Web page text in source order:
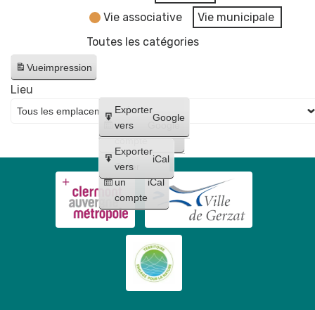
Vie associative
Vie municipale
Toutes les catégories
Vueimpression
Créer
un
compte
Google
Créer
un
compte
iCal
Exporter
vers
Google
Exporter
vers
iCal
Lieu